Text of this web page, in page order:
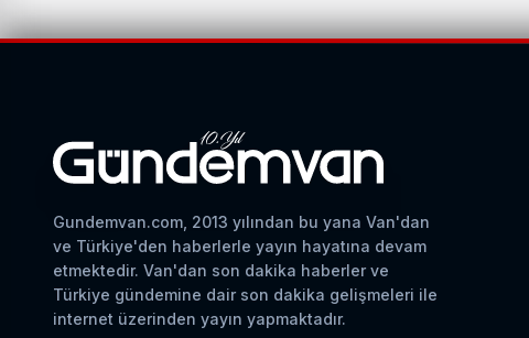
Gundemvan.com, 2013 yılından bu yana Van'dan
ve Türkiye'den haberlerle yayın hayatına devam
etmektedir. Van'dan son dakika haberler ve
Türkiye gündemine dair son dakika gelişmeleri ile
internet üzerinden yayın yapmaktadır.